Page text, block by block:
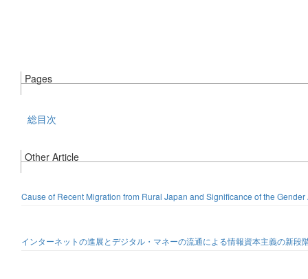
Pages
総目次
Other Article
Cause of Recent Migration from Rural Japan and Significance of the Gender
インターネットの進展とデジタル・マネーの流通による情報資本主義の新段